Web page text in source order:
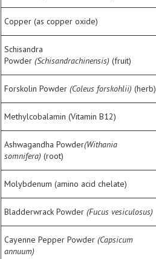
Copper (as copper oxide)
Schisandra
Powder (Schisandrachinensis) (fruit)
Forskolin Powder (Coleus forskohlii) (herb)
Methylcobalamin (Vitamin B12)
Ashwagandha Powder(Withania
somnifera) (root)
Molybdenum (amino acid chelate)
Bladderwrack Powder (Fucus vesiculosus)
Cayenne Pepper Powder (Capsicum
annuum)